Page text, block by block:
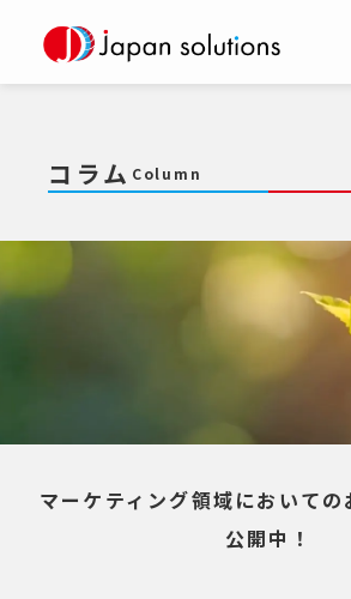
コラム Column
マーケティング領域においての
公開中！